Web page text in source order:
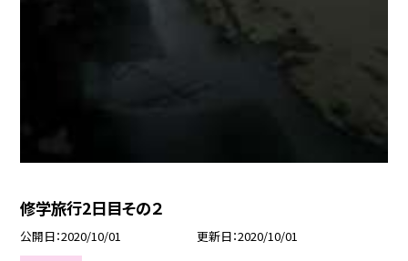
修学旅行2日目その２
公開日 2020/10/01 更新日 2020/10/01